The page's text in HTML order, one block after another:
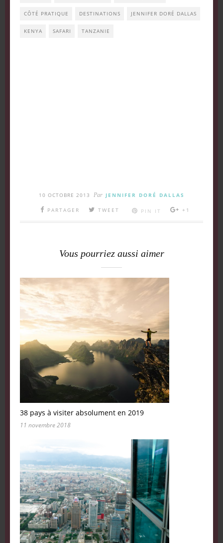
CÔTÉ PRATIQUE DESTINATIONS JENNIFER DORÉ DALLAS
KENYA SAFARI TANZANIE
10 OCTOBRE 2013 Par JENNIFER DORÉ DALLAS
PARTAGER TWEET PIN IT +1
Vous pourriez aussi aimer
38 pays à visiter absolument en 2019
11 novembre 2018